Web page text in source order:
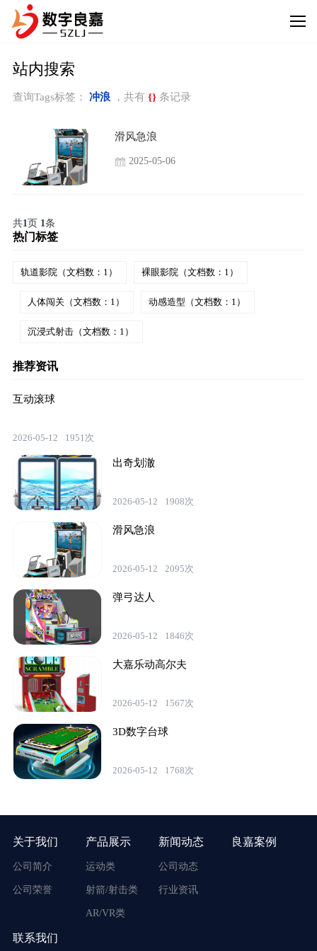
站内搜索
查询Tags标签： 冲浪，共有 {}条记录
滑风急浪
2025-05-06
共1页 1条
热门标签
轨道影院（文档数：1） 裸眼影院（文档数：1）
人体闯关（文档数：1） 动感造型（文档数：1）
沉浸式射击（文档数：1）
推荐资讯
互动滚球
2026-05-12 1951次
出奇划澈
2026-05-12 1908次
滑风急浪
2026-05-12 2095次
弹弓达人
2026-05-12 1846次
大嘉乐动高尔夫
2026-05-12 1567次
3D数字台球
2026-05-12 1768次
关于我们
公司简介
公司荣誉
产品展示
运动类
射箭/射击类
AR/VR类
新闻动态
公司动态
行业资讯
良嘉案例
联系我们